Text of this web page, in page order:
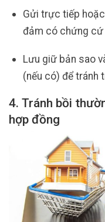
Gửi trực tiếp
đảm có chứng cứ
Lưu giữ bản sao
(nếu có) để tránh
4. Tránh bồi
hợp đồng